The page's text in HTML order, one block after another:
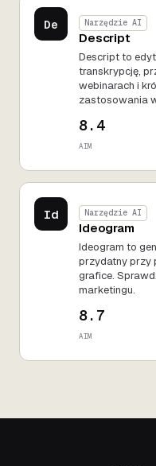
De Narzędzie AI
Descript
Descript to
transkrypcję,
webinarach i
zastosowania
8.4
AIM
Id Narzędzie AI
Ideogram
Ideogram to
przydatny przy
grafice.
marketingu.
8.7
AIM